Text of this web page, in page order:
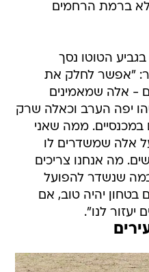
ברמת הרחמים
בגביע הטוטו נסך
"אפשר לחלק את
- אלה שמאמינים
יפה הערב וכאלה שרק
ממה שאני
על אלה שמשדרים לו
מה אנחנו צריכים
במה שנשדר להפועל
יהיה טוב, אם
לנו".